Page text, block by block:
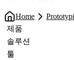
Home
제품
솔루션
툴